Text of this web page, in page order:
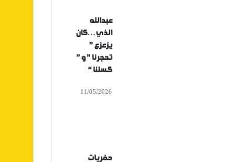
عبدالله
الذي…كان
يزعزع ”
تحجرنا ” و ”
كسلنا “
11/05/2026
حفريات